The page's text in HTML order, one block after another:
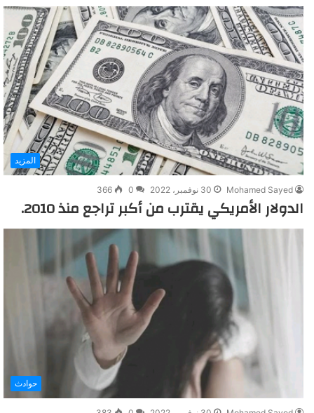
المزيد
Mohamed Sayed 30 نوفمبر، 2022 0
366
الدولار الأمريكي يقترب من أكبر تراجع منذ 2010.
حوادث